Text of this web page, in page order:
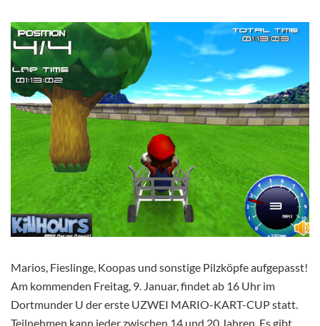
Marios, Fieslinge, Koopas und sonstige Pilzköpfe aufgepasst!
Am kommenden Freitag, 9. Januar, findet ab 16 Uhr im
Dortmunder U der erste UZWEI MARIO-KART-CUP statt.
Teilnehmen kann jeder zwischen 14 und 20 Jahren. Es gibt